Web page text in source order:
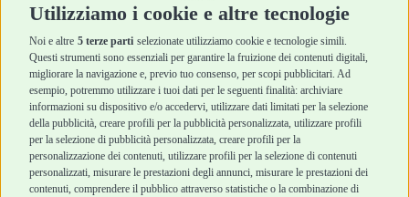
Utilizziamo i cookie e altre tecnologie
Noi e altre 5 terze parti selezionate utilizziamo cookie e tecnologie simili.
Questi strumenti sono essenziali per garantire la fruizione dei contenuti digitali,
migliorare la navigazione e, previo tuo consenso, per scopi pubblicitari. Ad
esempio, potremmo utilizzare i tuoi dati per le seguenti finalità: archiviare
informazioni su dispositivo e/o accedervi, utilizzare dati limitati per la selezione
della pubblicità, creare profili per la pubblicità personalizzata, utilizzare profili
per la selezione di pubblicità personalizzata, creare profili per la
personalizzazione dei contenuti, utilizzare profili per la selezione di contenuti
personalizzati, misurare le prestazioni degli annunci, misurare le prestazioni dei
contenuti, comprendere il pubblico attraverso statistiche o la combinazione di
Igiene e Pulizia
Accessori
Cani Mini
Top Quality
Igiene e Pulizia
Accessori
Top Quality
Robinson Pet Shop
Chi siamo
Punti vendita
Acquisti sicuri
Termini e condizioni
di vendita